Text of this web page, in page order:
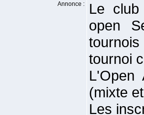
Annonce :
Le
open
tournois
tournoi
L'Open
(mixte
Les